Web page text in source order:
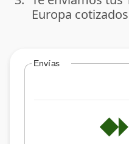
Europa cotizados
Envías